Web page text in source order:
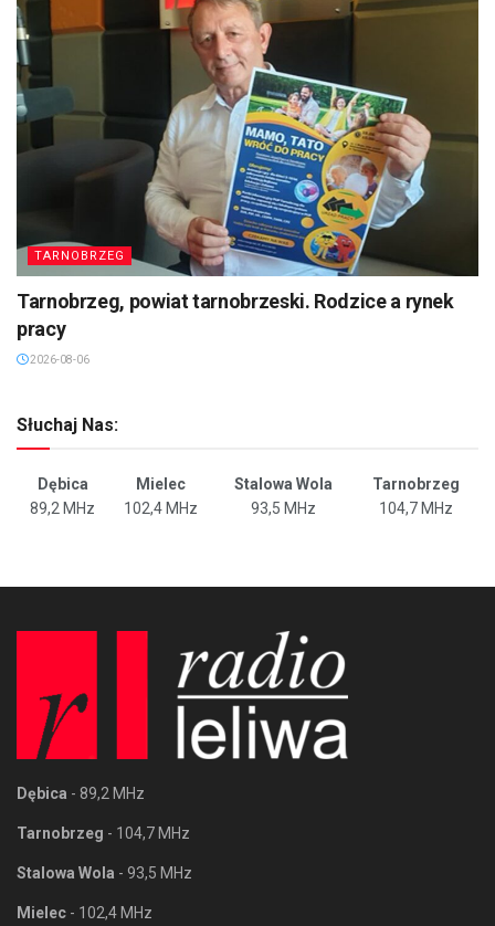
TARNOBRZEG
Tarnobrzeg, powiat tarnobrzeski. Rodzice a rynek
pracy
2026-08-06
Słuchaj Nas:
Dębica Mielec Stalowa Wola
Tarnobrzeg
89,2 MHz
102,4 MHz 93,5 MHz 104,7 MHz
Dębica - 89,2 MHz
Tarnobrzeg - 104,7 MHz
Stalowa Wola - 93,5 MHz
Mielec - 102,4 MHz